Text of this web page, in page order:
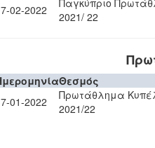
02-2022
Παγκύπριο
2021/ 22
Θεσμός
01-2022
Πρωτάθλημα
2021/22